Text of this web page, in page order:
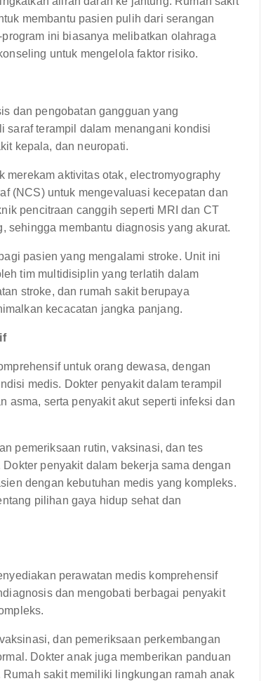
membantu pasien pulih dari serangan
ini biasanya melibatkan olahraga
untuk mengelola faktor risiko.
dan pengobatan gangguan yang
saraf terampil dalam menangani kondisi
kepala, dan neuropati.
merekam aktivitas otak, electromyography
(NCS) untuk mengevaluasi kecepatan dan
pencitraan canggih seperti MRI dan CT
sehingga membantu diagnosis yang akurat.
pasien yang mengalami stroke. Unit ini
tim multidisiplin yang terlatih dalam
stroke, dan rumah sakit berupaya
kecacatan jangka panjang.
untuk orang dewasa, dengan
medis. Dokter penyakit dalam terampil
asma, serta penyakit akut seperti infeksi dan
pemeriksaan rutin, vaksinasi, dan tes
penyakit dalam bekerja sama dengan
dengan kebutuhan medis yang kompleks.
pilihan gaya hidup sehat dan
perawatan medis komprehensif
dan mengobati berbagai penyakit
dan pemeriksaan perkembangan
Dokter anak juga memberikan panduan
sakit memiliki lingkungan ramah anak